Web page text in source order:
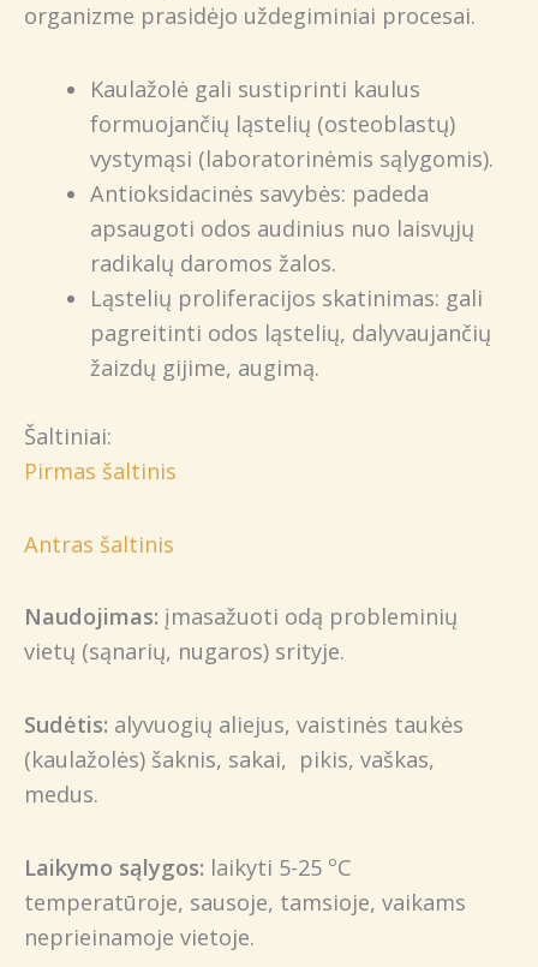
organizme prasidėjo uždegiminiai procesai.
Kaulažolė gali sustiprinti kaulus
formuojančių ląstelių (osteoblastų)
vystymąsi (laboratorinėmis sąlygomis).
Antioksidacinės savybės: padeda
apsaugoti odos audinius nuo laisvųjų
radikalų daromos žalos.
Ląstelių proliferacijos skatinimas: gali
pagreitinti odos ląstelių, dalyvaujančių
žaizdų gijime, augimą.
Šaltiniai:
Pirmas šaltinis
Antras šaltinis
Naudojimas: įmasažuoti odą probleminių
vietų (sąnarių, nugaros) srityje.
Sudėtis: alyvuogių aliejus, vaistinės taukės
(kaulažolės) šaknis, sakai, pikis, vaškas,
medus.
Laikymo sąlygos: laikyti 5-25 ºC
temperatūroje, sausoje, tamsioje, vaikams
neprieinamoje vietoje.